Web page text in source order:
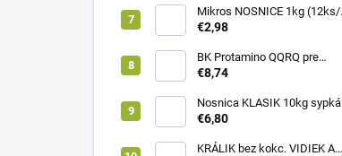
Mikros NOSNICE 1kg (12ks/
1kartón)
€2,98
BK Protamino QQRQ pre
nosnice 5kg SANO
€8,74
Nosnica KLASIK 10kg sypká
€6,80
KRÁLIK bez kokc. VIDIEK A